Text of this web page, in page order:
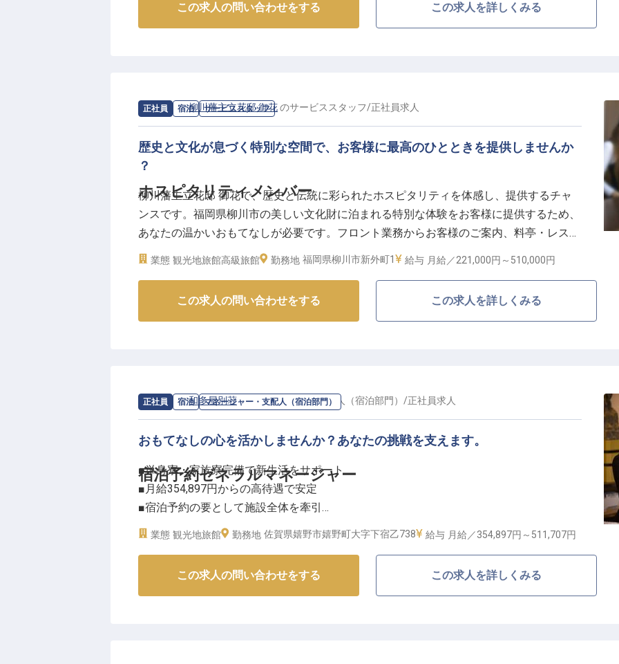
お客様にとって忘れられないひとときを演出するため、私たちは日々心を込めてお仕事に
取り組んでいます。フロントでの温かいお出迎えから、旬の味覚を彩るお料理のご提供、
み出してください。お客様の「ありがとう」が、何よりのやりがいです。
ーー【安心して長く働ける充実の環境】
当施設では、スタッフ一人ひとりが安心して長く活躍できるよう、充実した環境を整えて
います。社会保険完備はもちろん、勤続3年以上の退職金制度や、慶弔費、結婚・出産祝
金、病気見舞金が支給される互助会もございます。
月8～9日の休日があり、希望休も取得可能ですので、プライベートの時間も大切にしなが
ら働けます。未経験からスタートしても、経験豊富な先輩が丁寧に指導し、おもてなしの
プロへと成長できるサポート体制が整っています。
この求人の問い合わせをする この求人を詳しくみる
正社員 宿泊 サービススタッフ
ホスピタリティメンバー
求人情報：柳川藩主立花邸 御花のサービススタッフ/正社員求人
歴史と文化が息づく特別な空間で、お客様に最高のひとときを提供しませんか
？
柳川藩主立花邸 御花で、歴史と伝統に彩られたホスピタリティを体感し、提供するチャ
ンスです。福岡県柳川市の美しい文化財に泊まれる特別な体験をお客様に提供するため、
あなたの温かいおもてなしが必要です。フロント業務からお客様のご案内、料亭・レスト
ランでのホール業務など、多岐にわたる業務を通じて、やりがいを感じながら成長できま
業態 観光地旅館高級旅館 勤務地 福岡県柳川市新外町1 給与 月給／221,000円～ 510,000円
この求人の問い合わせをする この求人を詳しくみる
正社員 宿泊 マネージャー・支配人（宿泊部門）
宿泊予約ゼネラルマネージャー
求人情報：和多屋別荘のマネージャー・支配人（宿泊部門） /正社員求人
おもてなしの心を活かしませんか？あなたの挑戦を支えます。
■単身寮・家族寮完備で新生活をサポート
■月給354,897円からの高待遇で安定
■宿泊予約の要として施設全体を牽引
■マネジメント経験を活かし次世代を育成
豊かな自然に囲まれた温泉地で、お客様に最高の癒やしと感動をお届けしています。当施
設では、一人ひとりの心に寄り添うおもてなしを大切にし、特別な時間を提供していま
業態 観光地旅館 勤務地 佐賀県嬉野市嬉野町大字下宿乙738 給与 月給／354,897円～ 511,707円
この求人の問い合わせをする この求人を詳しくみる